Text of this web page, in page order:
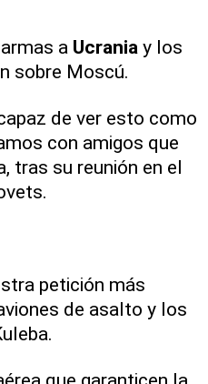
a Ucrania y los
sobre Moscú.
de ver esto como
con amigos que
tras su reunión en el
petición más
de asalto y los